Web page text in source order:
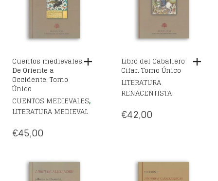
Cuentos medievales.
De Oriente a
Occidente. Tomo
Único
CUENTOS MEDIEVALES,
LITERATURA MEDIEVAL
€45,00
Libro del Caballero
Cifar. Tomo Único
LITERATURA
RENACENTISTA
€42,00